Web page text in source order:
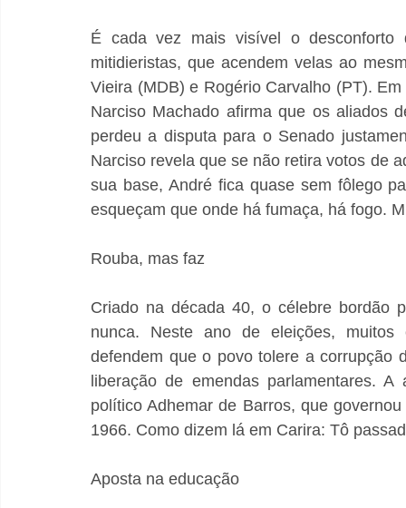
É cada vez mais visível o
mitidieristas, que acendem velas ao
Vieira (MDB) e Rogério Carvalho (PT).
Narciso Machado afirma que os aliados
perdeu a disputa para o Senado
Narciso revela que se não retira votos de
sua base, André fica quase sem fôlego
esqueçam que onde há fumaça, há fogo.
Rouba, mas faz
Criado na década 40, o célebre bordão
nunca. Neste ano de eleições, muitos
defendem que o povo tolere a corrupção
liberação de emendas parlamentares.
político Adhemar de Barros, que
1966. Como dizem lá em Carira: Tô
Aposta na educação